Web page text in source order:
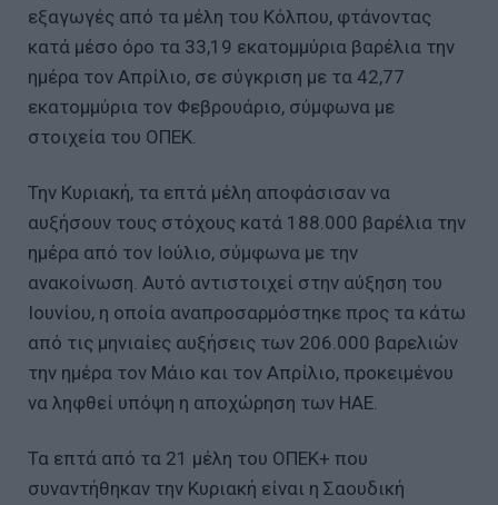
εξαγωγές από τα μέλη του Κόλπου, φτάνοντας
κατά μέσο όρο τα 33,19 εκατομμύρια βαρέλια την
ημέρα τον Απρίλιο, σε σύγκριση με τα 42,77
εκατομμύρια τον Φεβρουάριο, σύμφωνα με
στοιχεία του ΟΠΕΚ.
Την Κυριακή, τα επτά μέλη αποφάσισαν να
αυξήσουν τους στόχους κατά 188.000 βαρέλια την
ημέρα από τον Ιούλιο, σύμφωνα με την
ανακοίνωση. Αυτό αντιστοιχεί στην αύξηση του
Ιουνίου, η οποία αναπροσαρμόστηκε προς τα κάτω
από τις μηνιαίες αυξήσεις των 206.000 βαρελιών
την ημέρα τον Μάιο και τον Απρίλιο, προκειμένου
να ληφθεί υπόψη η αποχώρηση των ΗΑΕ.
Τα επτά από τα 21 μέλη του ΟΠΕΚ+ που
συναντήθηκαν την Κυριακή είναι η Σαουδική